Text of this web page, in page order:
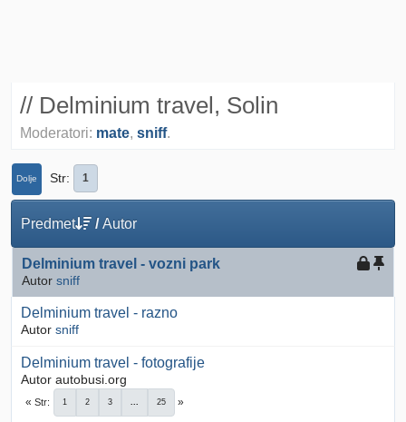
// Delminium travel, Solin
Moderatori: mate, sniff.
Dolje Str 1
Predmet /Autor
Delminium travel - vozni park
Autor sniff
Delminium travel - razno
Autor sniff
Delminium travel - fotografije
Autor autobusi.org
Str 1 2 3 ... 25